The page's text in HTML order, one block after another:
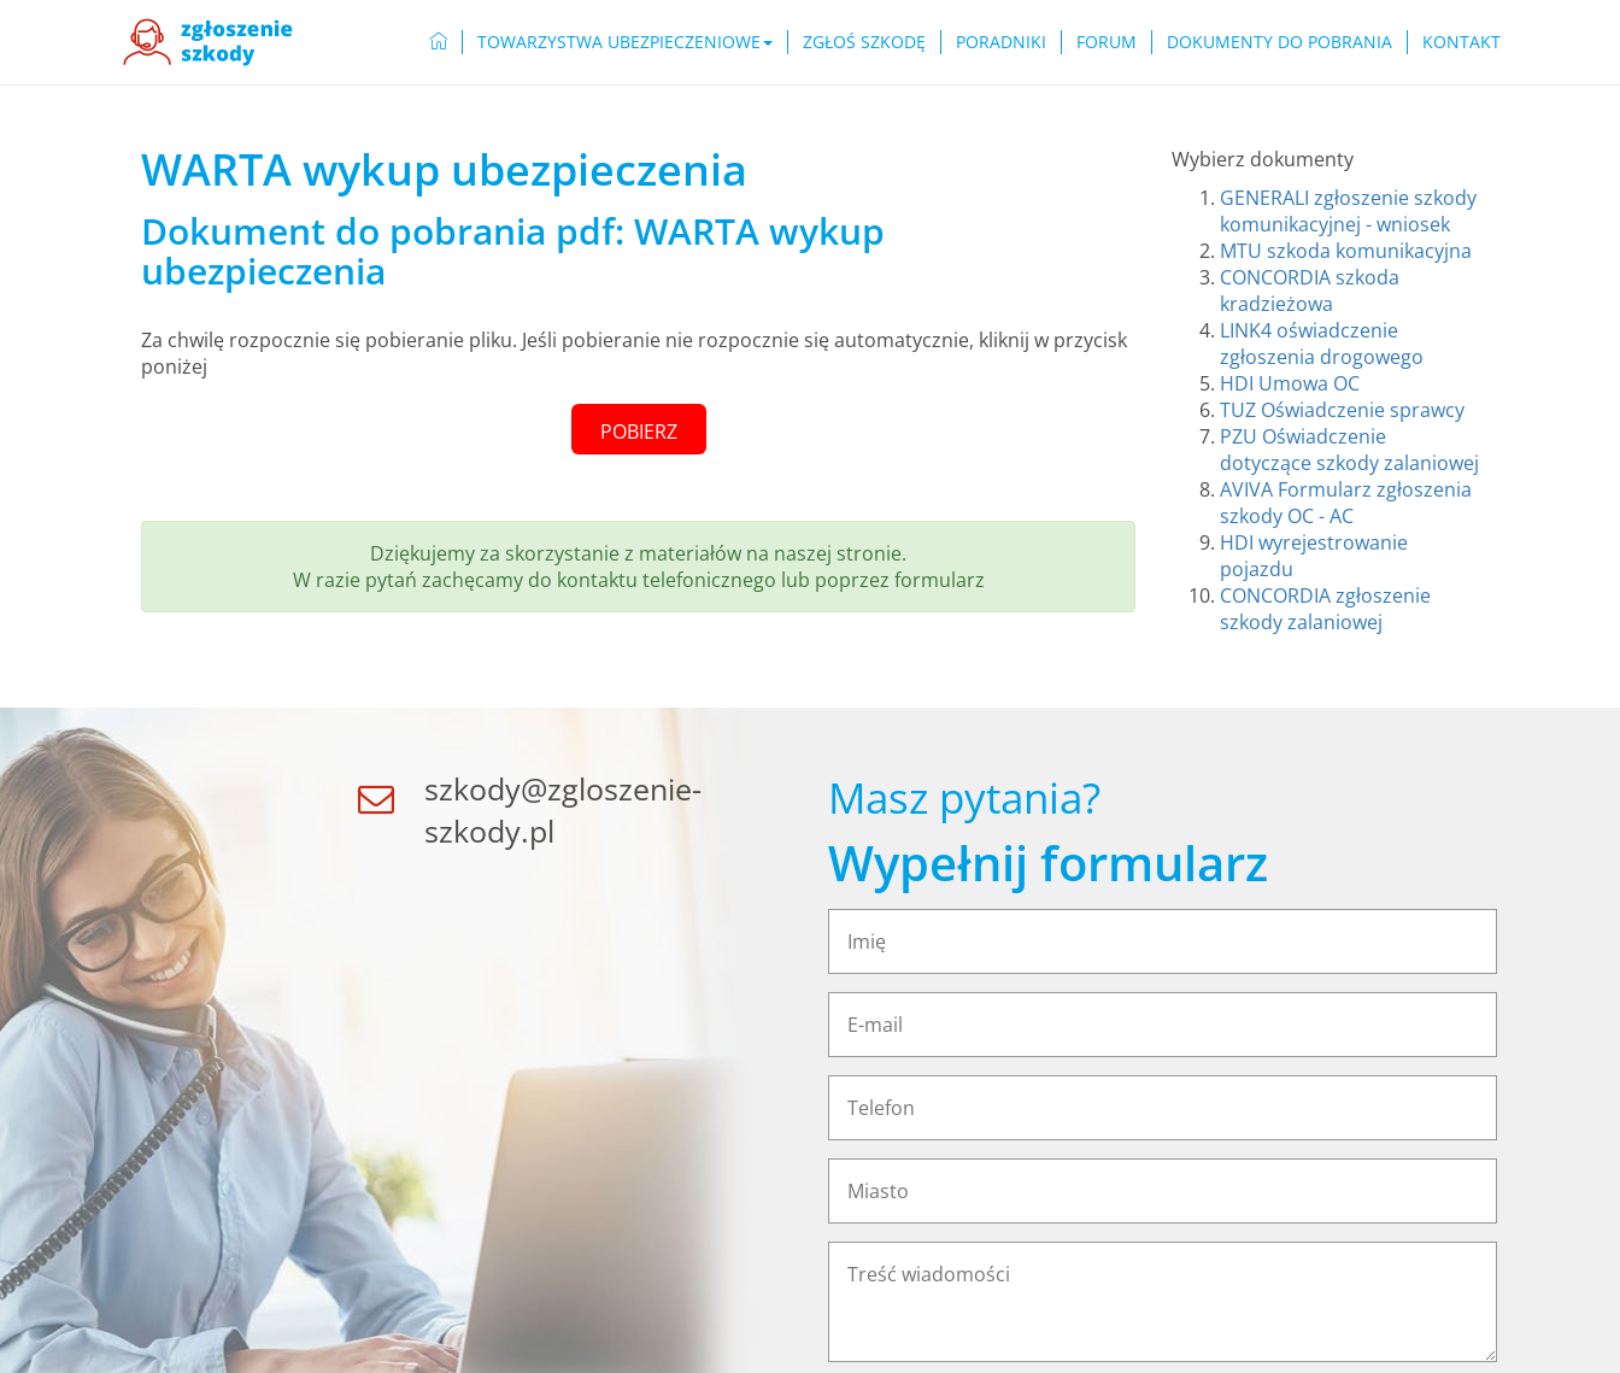
TOWARZYSTWA UBEZPIECZENIOWE ZGŁOŚ SZKODĘ PORADNIKI FORUM DOKUMENTY DO POBRANIA KONTAKT
WARTA wykup ubezpieczenia
Dokument do pobrania pdf: WARTA wykup
ubezpieczenia
Za chwilę rozpocznie się pobieranie pliku. Jeśli pobieranie nie rozpocznie się automatycznie, kliknij w przycisk
poniżej
POBIERZ
Dziękujemy za skorzystanie z materiałów na naszej stronie.
W razie pytań zachęcamy do kontaktu telefonicznego lub poprzez formularz
Wybierz dokumenty
GENERALI zgłoszenie szkody
komunikacyjnej - wniosek
MTU szkoda komunikacyjna
CONCORDIA szkoda
kradzieżowa
LINK4 oświadczenie
zgłoszenia drogowego
HDI Umowa OC
TUZ Oświadczenie sprawcy
PZU Oświadczenie
dotyczące szkody zalaniowej
AVIVA Formularz zgłoszenia
szkody OC - AC
HDI wyrejestrowanie
pojazdu
CONCORDIA zgłoszenie
szkody zalaniowej
szkody@zgloszenie-
szkody.pl
Masz pytania?
Wypełnij formularz